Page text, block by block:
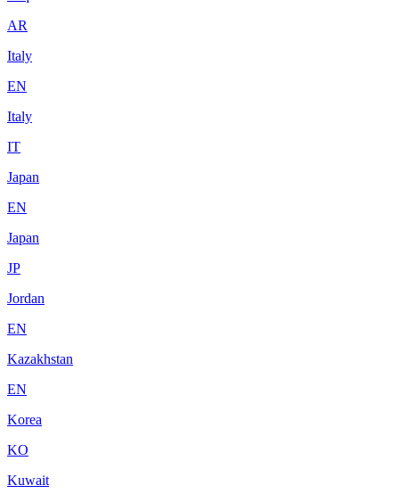
AR
Italy
EN
Italy
IT
Japan
EN
Japan
JP
Jordan
EN
Kazakhstan
EN
Korea
KO
Kuwait